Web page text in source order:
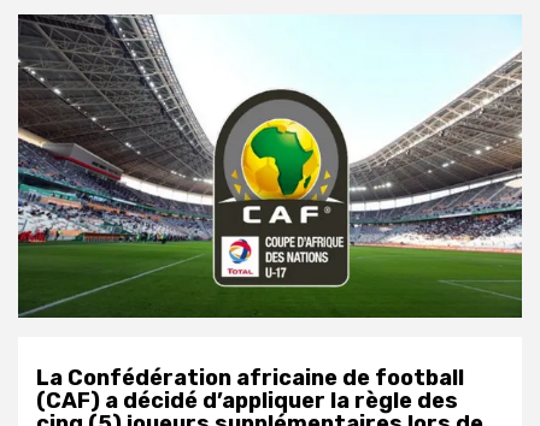
La Confédération africaine de football
(CAF) a décidé d’appliquer la règle des